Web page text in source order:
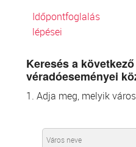
Időpontfoglalás
lépései
Keresés a
véradóeseményei
1. Adja meg, melyik